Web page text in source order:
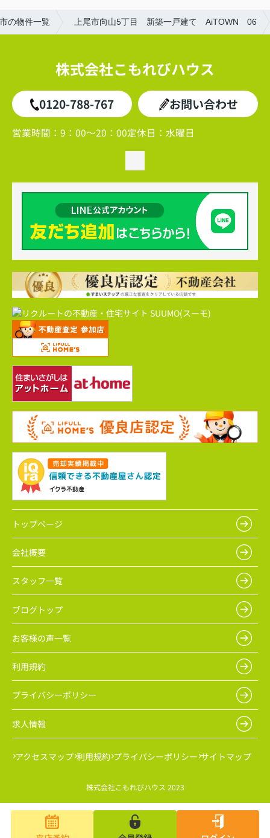
の物件一覧 上尾市向山5丁目 新築一戸建て AiTOWN 06
株式会社こもれびハウス
0120-788-767 お問い合わせ
営業時間： 9：00～20：00定休日： 水曜日
トップページ
会社概要
スタッフ一覧
ブログトップ
お客様の声一覧
利用規約
プライバシーポリシー
求人情報
アクセスマップ 利用規約 プライバシーポリシー サイトマップ
株式会社こもれびハウス 2023